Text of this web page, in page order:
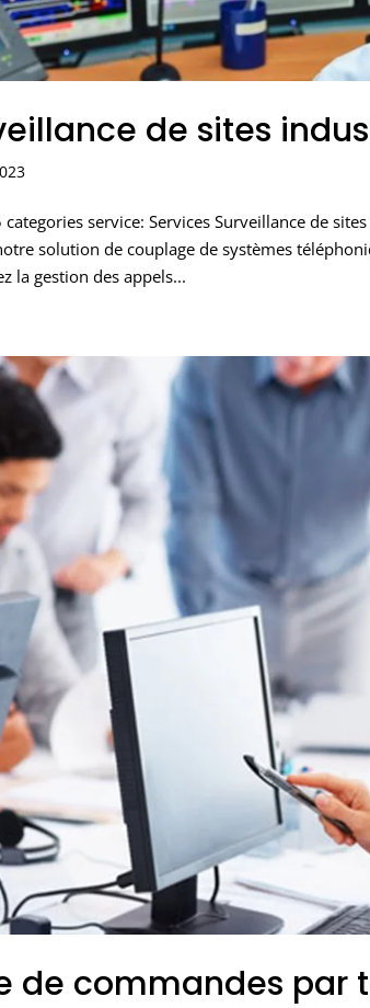
de sites
categories service: Services Surveillance de
solution de couplage de systèmes
la gestion des appels...
de commandes par